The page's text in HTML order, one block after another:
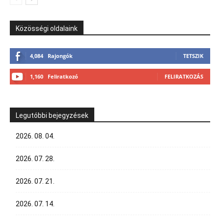
Közösségi oldalaink
4,084 Rajongók TETSZIK
1,160 Feliratkozó FELIRATKOZÁS
Legutóbbi bejegyzések
2026. 08. 04.
2026. 07. 28.
2026. 07. 21.
2026. 07. 14.